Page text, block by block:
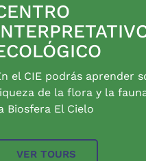
el CIE podrás aprender
de la flora y la
Biosfera El Cielo
VER TOURS